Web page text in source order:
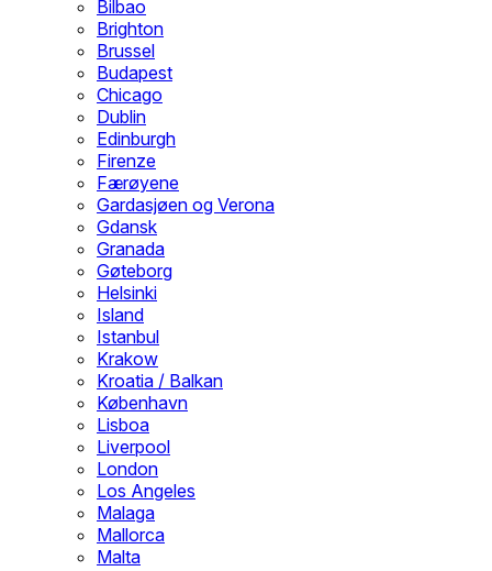
Bilbao
Brighton
Brussel
Budapest
Chicago
Dublin
Edinburgh
Firenze
Færøyene
Gardasjøen og Verona
Gdansk
Granada
Gøteborg
Helsinki
Island
Istanbul
Krakow
Kroatia / Balkan
København
Lisboa
Liverpool
London
Los Angeles
Malaga
Mallorca
Malta